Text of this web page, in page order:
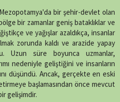
Mezopotamya'da bir şehir-devlet olan
bir zamanlar geniş bataklıklar ve
ve yağışlar azaldıkça, insanlar
zorunda kaldı ve arazide yapay
Uzun süre boyunca uzmanlar,
nedeniyle geliştiğini ve insanların
düşündü. Ancak, gerçekte en eski
başlamasından önce mevcut
gelişimdir.